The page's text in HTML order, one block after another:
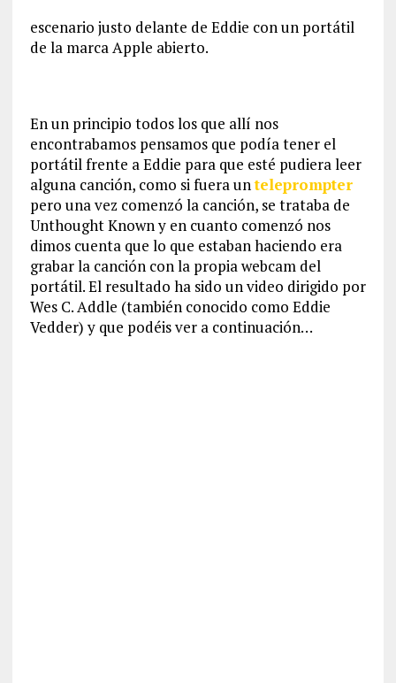
escenario justo delante de Eddie con un portátil
de la marca Apple abierto.
En un principio todos los que allí nos
encontrabamos pensamos que podía tener el
portátil frente a Eddie para que esté pudiera leer
alguna canción, como si fuera unteleprompter
pero una vez comenzó la canción, se trataba de
Unthought Known y en cuanto comenzó nos
dimos cuenta que lo que estaban haciendo era
grabar la canción con la propia webcam del
portátil. El resultado ha sido un video dirigido por
Wes C. Addle (también conocido como Eddie
Vedder) y que podéis ver a continuación…